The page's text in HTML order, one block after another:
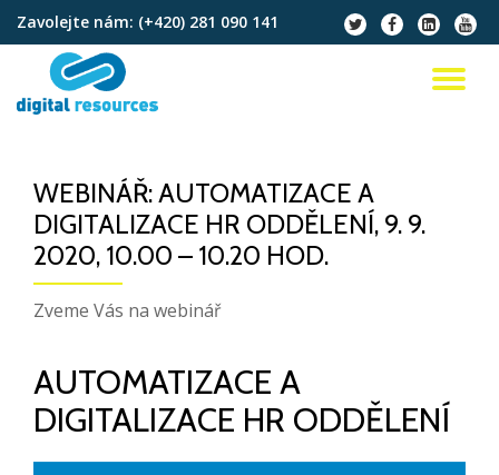
Přeskočit
obsah
Zavolejte nám: (+420) 281 090 141
fa-
twitter
fa-
facebook
fa-
linkedin-
square
fa-
WEBINÁŘ: AUTOMATIZACE A
DIGITALIZACE HR ODDĚLENÍ, 9. 9.
2020, 10.00 – 10.20 HOD.
Zveme Vás na webinář
AUTOMATIZACE A
DIGITALIZACE HR ODDĚLENÍ